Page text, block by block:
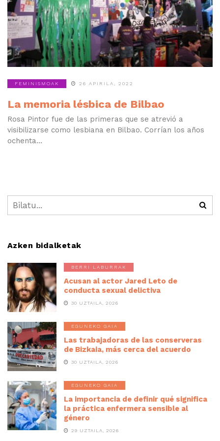
FEMINISMOAK 26 APIRILA, 2022
La memoria lésbica de Bilbao
Rosa Pintor fue de las primeras que se atrevió a
visibilizarse como lesbiana en Bilbao. Corrían los años
ochenta...
Azken bidalketak
BERRI LABURRAK
Acusan al actor Jared Leto de
conducta sexual delictiva
30 UZTAILA, 2026
EGUNEKO GAIA
Las trabajadoras de las conserveras
de Bizkaia, más cerca del acuerdo
30 UZTAILA, 2026
EGUNEKO GAIA
La importancia de definir qué significa
la práctica enfermera sensible al
género
29 UZTAILA, 2026